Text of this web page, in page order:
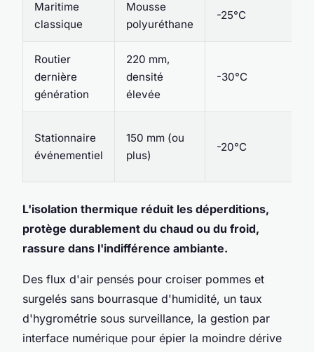
Maritime
classique
Mousse
polyuréthane
-25°C
Routier
dernière
génération
220 mm,
densité
élevée
-30°C
Stationnaire
événementiel
150 mm (ou
plus)
-20°C
L'isolation thermique réduit les déperditions,
protège durablement du chaud ou du froid,
rassure dans l'indifférence ambiante.
Des flux d'air pensés pour croiser pommes et
surgelés sans bourrasque d'humidité, un taux
d'hygrométrie sous surveillance, la gestion par
interface numérique pour épier la moindre dérive